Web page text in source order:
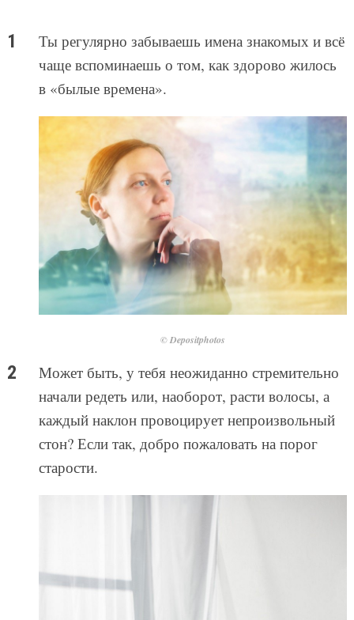
Ты регулярно забываешь имена знакомых и всё
чаще вспоминаешь о том, как здорово жилось
в «былые времена».
© Depositphotos
Может быть, у тебя неожиданно стремительно
начали редеть или, наоборот, расти волосы, а
каждый наклон провоцирует непроизвольный
стон? Если так, добро пожаловать на порог
старости.